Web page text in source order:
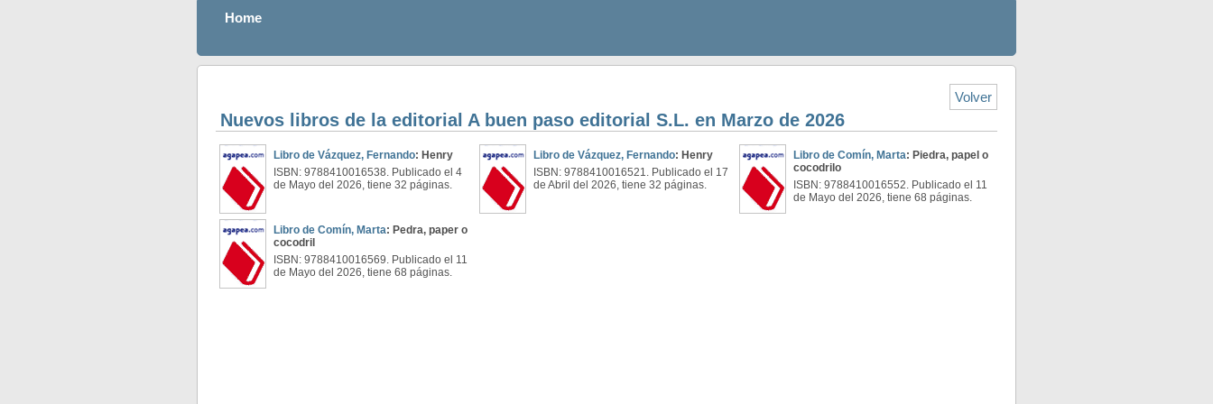
Home
Volver
Nuevos libros de la editorial A buen paso editorial S.L. en Marzo de 2026
Libro de Vázquez, Fernando: Henry
ISBN: 9788410016538. Publicado el 4
de Mayo del 2026, tiene 32 páginas.
Libro de Vázquez, Fernando: Henry
ISBN: 9788410016521. Publicado el 17
de Abril del 2026, tiene 32 páginas.
Libro de Comín, Marta: Piedra, papel o
cocodrilo
ISBN: 9788410016552. Publicado el 11
de Mayo del 2026, tiene 68 páginas.
Libro de Comín, Marta: Pedra, paper o
cocodril
ISBN: 9788410016569. Publicado el 11
de Mayo del 2026, tiene 68 páginas.